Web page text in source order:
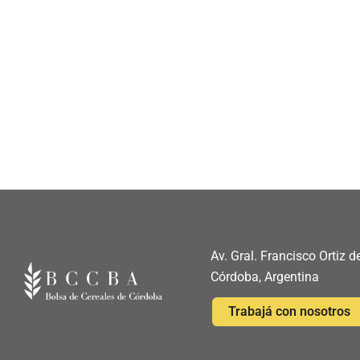
Av. Gral. Francisco Ortiz
Córdoba, Argentina
Trabajá con nosotros